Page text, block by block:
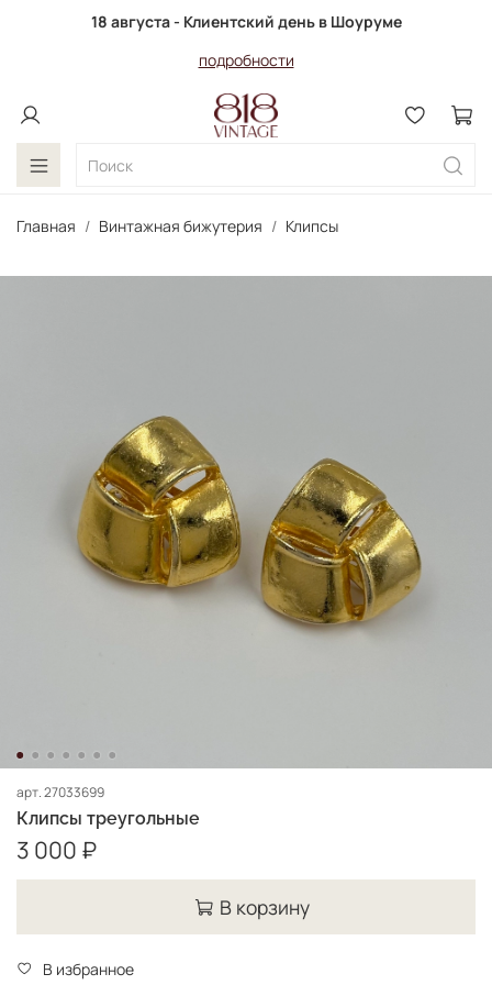
18 августа - Клиентский день в Шоуруме
подробности
Главная Винтажная бижутерия Клипсы
арт.27033699
Клипсы треугольные
3 000 ₽
В корзину
В избранное